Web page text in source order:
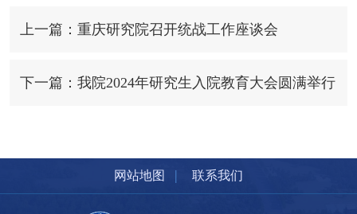
上一篇：重庆研究院召开统战工作座谈会
下一篇：我院2024年研究生入院教育大会圆满举行
网站地图 | 联系我们